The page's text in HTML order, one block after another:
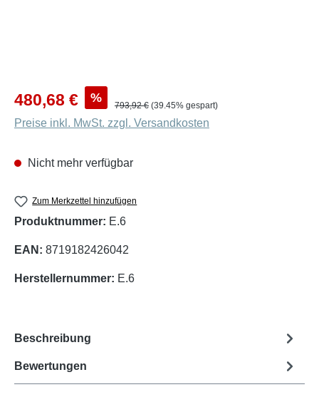
Verkaufspreis:
480,68 € % Regulärer Preis:
793,92 € (39.45% gespart)
Preise inkl. MwSt. zzgl. Versandkosten
Nicht mehr verfügbar
Zum Merkzettel hinzufügen
Produktnummer: E.6
EAN: 8719182426042
Herstellernummer: E.6
Beschreibung
Bewertungen